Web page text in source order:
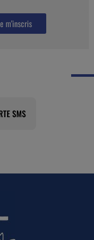
SMS